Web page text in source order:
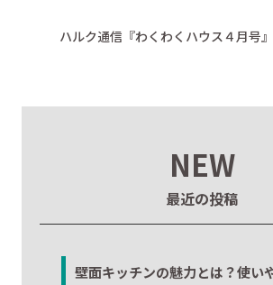
ハルク通信『わくわくハウス４月号』
NEW
最近の投稿
壁面キッチンの魅力とは？使い